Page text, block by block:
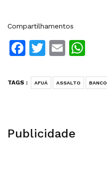
Compartilhamentos
Facebook
Twitter
Email
TAGS : AFUÁ ASSALTO BANCO
Publicidade